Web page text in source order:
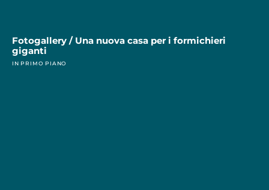
Fotogallery / Una nuova casa per i formichieri
giganti
IN PRIMO PIANO